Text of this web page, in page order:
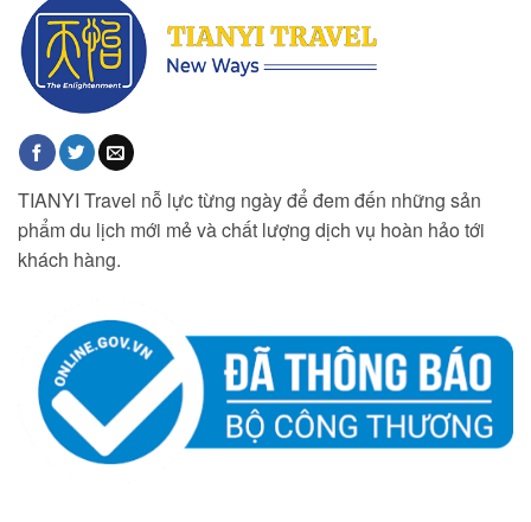
TIANYI Travel nỗ lực từng ngày để đem đến những sản
phẩm du lịch mới mẻ và chất lượng dịch vụ hoàn hảo tới
khách hàng.